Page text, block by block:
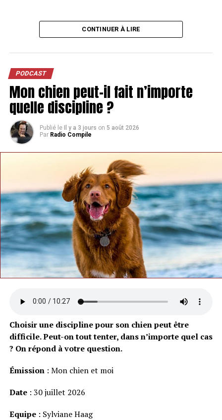
CONTINUER À LIRE
PODCAST
Mon chien peut-il fait n’importe
quelle discipline ?
Publié le Il y a 3 jours on 5 août 2026
Par Radio Compile
Choisir une discipline pour son chien peut être
difficile. Peut-on tout tenter, dans n’importe quel cas
? On répond à votre question.
Émission: Mon chien et moi
Date: 30 juillet 2026
Equipe: Sylviane Haag